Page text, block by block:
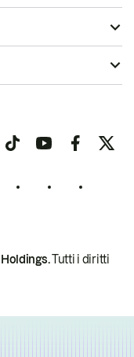
Tutti i diritti